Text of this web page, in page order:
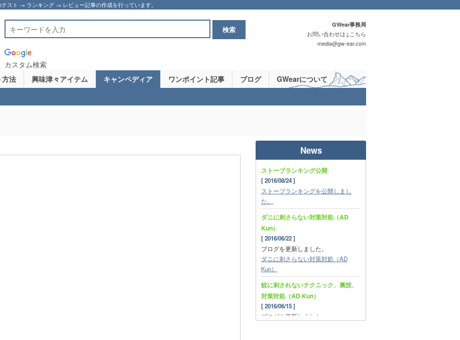
スト → ランキング → レビュー記事の作成を行っています。
カスタム検索
GWear事務局
お問い合わせは↓こちら
media
gw-ear.com
方法 興味津々アイテム キャンペディア ワンポイント記事 ブログ
GWearについて
News
ストーブランキング公開
[ 2016/08/24 ]
ストーブランキングを公開しまし
た。
ダニに刺さらない対策対処（AD
Kun）
[ 2016/06/22 ]
ブログを更新しました。
ダニに刺さらない対策対処（AD
Kun）
蚊に刺されないテクニック、裏技、
対策対処（AD Kun）
[ 2016/06/15 ]
ブログを更新しました。